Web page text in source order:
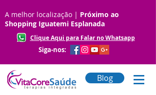
A melhor localização | Próximo ao
Shopping Iguatemi Esplanada
Clique Aqui para Falar no Whatsapp
Siga-nos:
Blog